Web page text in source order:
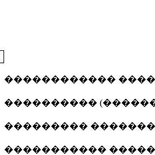
������������
����������
���������
�����������